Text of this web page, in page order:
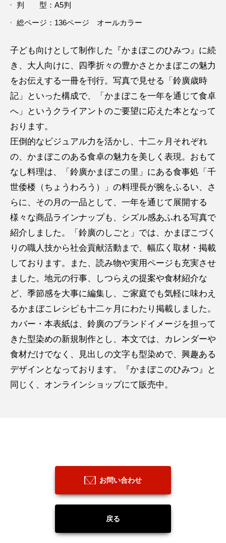
判 型：A5判
総ページ：136ページ オールカラー
子ども向けとして制作した『かまぼこのひみつ』に続
き、大人向けに、四季折々の豊かさとかまぼこの魅力
をお伝えする一冊を刊行。写真で見せる「鈴廣歳時
記」といった構成で、「かまぼこを一年を通じて食卓
へ」というクライアントのご要望に応えた本となって
おります。
圧倒的なビジュアル力を活かし、十二ヶ月それぞれ
の、かまぼこのある食卓の魅力を美しく表現。おもて
なし料理は、「鈴廣かまぼこの里」にある食事処「千
世倭楼（ちょうわろう）」の料理長が腕をふるい、さ
らに、その月の一品として、一年を通じて展開する
様々な商品ラインナップも、シズル感あふれる写真で
紹介しました。「鈴廣のしごと」では、かまぼこづく
りの職人技から社会貢献活動まで、幅広く取材・掲載
しております。また、読み物や実用ページも充実させ
ました。地元の行事、しつらえの提案や食材紹介な
ど、季節感を大事に編集し、ご家庭でも気軽に味わえ
るかまぼこレシピも十二ヶ月にわたり掲載しました。
カバー・本表紙は、鈴廣のブランドイメージを担って
きた型染めの新規制作とし、本文では、カレンダーや
食材だけでなく、見出しの文字も型染めで、興趣ある
デザインとなっております。『かまぼこのひみつ』と
同じく、オンラインショップにて販売中。
お問い合わせ
戻る